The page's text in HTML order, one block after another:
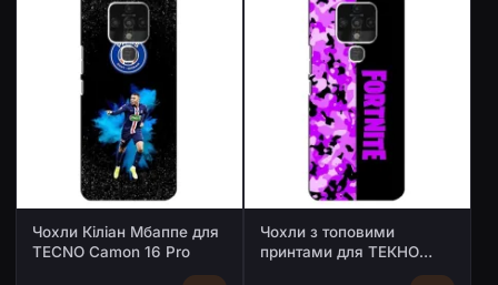
Чохли Кіліан Мбаппе для
TECNO Camon 16 Pro
Чохли з топовими
принтами для ТЕКНО